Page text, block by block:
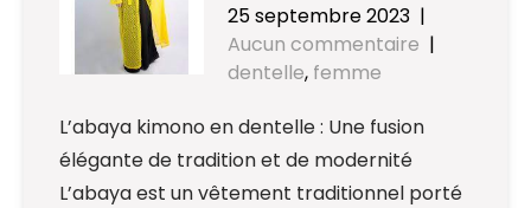
25 septembre 2023 |
Aucun commentaire |
dentelle, femme
L’abaya kimono en dentelle : Une fusion
élégante de tradition et de modernité
L’abaya est un vêtement traditionnel porté